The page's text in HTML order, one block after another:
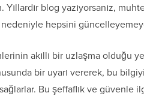
blog yazıyorsanız,
hepsini
akıllı bir uzlaşma olduğu
bir uyarı vererek, bu
Bu şeffaflık ve güvenle